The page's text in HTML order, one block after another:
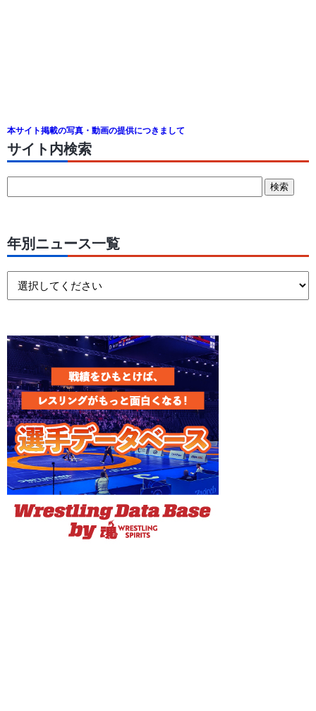
本サイト掲載の写真・動画の提供につきまして
サイト内検索
年別ニュース一覧